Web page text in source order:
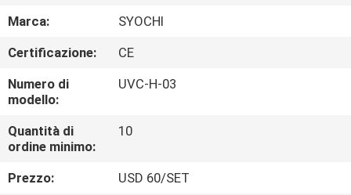
GIRO
DELLA
FABBRICA
CONTROLLO
DI
QUALITÀ
Marca:
SYOCHI
Certificazione:
CE
Numero di
modello:
UVC-H-03
Quantità di
ordine minimo:
10
Prezzo:
USD 60/SET